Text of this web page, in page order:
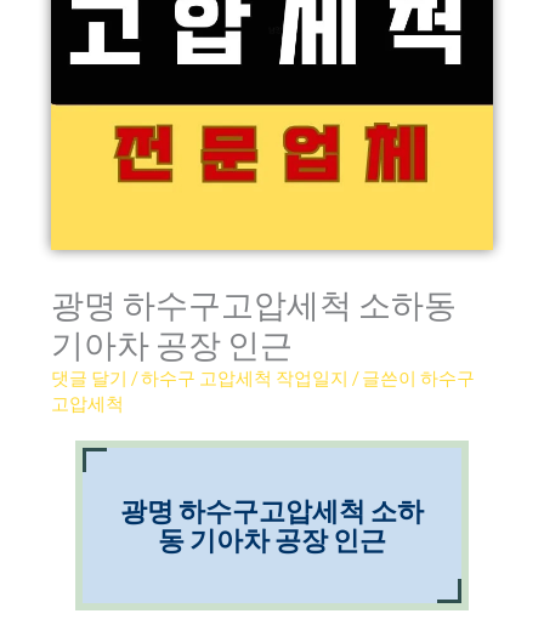
광명 하수구고압세척 소하동
기아차 공장 인근
댓글 달기 /하수구 고압세척 작업일지 / 글쓴이하수구
고압세척
광명 하수구고압세척 소하
동 기아차 공장 인근